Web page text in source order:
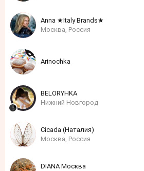
Anna ★Italy Brands★
Москва, Россия
Arinochka
BELORYHKA
Нижний Новгород
Cicada (Наталия)
Москва, Россия
DIANA Москва